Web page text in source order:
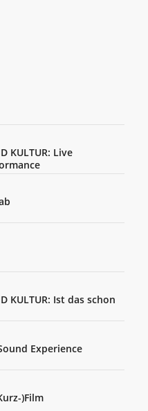
KULTUR: Live
KULTUR: Ist das schon
Experience
)Film